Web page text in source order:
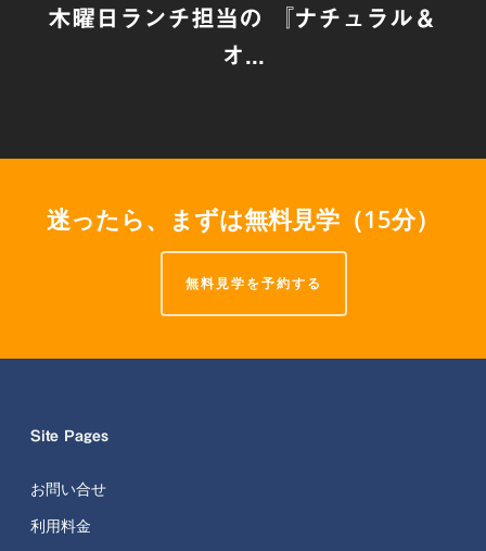
木曜日ランチ担当の 『ナチュラル＆
オ...
迷ったら、まずは無料見学（15分）
無料見学を予約する
Site Pages
お問い合せ
利用料金